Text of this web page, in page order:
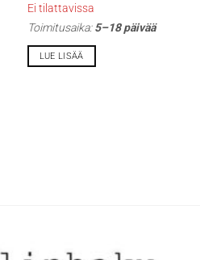
Ei tilattavissa
Toimitusaika:5–18 päivää
LUE LISÄÄ